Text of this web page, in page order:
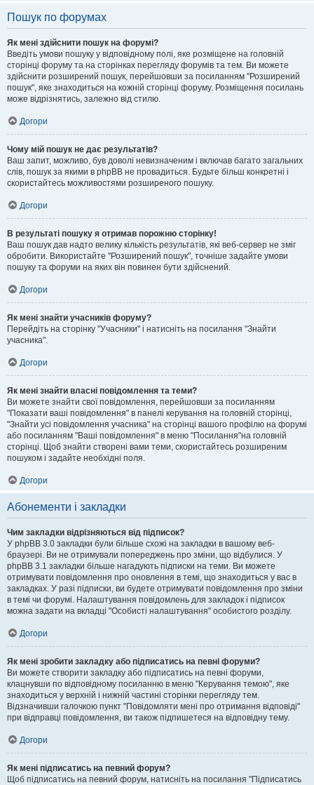
Пошук по форумах
Як мені здійснити пошук на форумі?
Введіть умови пошуку у відповідному полі, яке розміщене на головній
сторінці форуму та на сторінках перегляду форумів та тем. Ви можете
здійснити розширений пошук, перейшовши за посиланням "Розширений
пошук", яке знаходиться на кожній сторінці форуму. Розміщення посилань
може відрізнятись, залежно від стилю.
Догори
Чому мій пошук не дає результатів?
Ваш запит, можливо, був доволі невизначеним і включав багато загальних
слів, пошук за якими в phpBB не провадиться. Будьте більш конкретні і
скористайтесь можливостями розширеного пошуку.
Догори
В результаті пошуку я отримав порожню сторінку!
Ваш пошук дав надто велику кількість результатів, які веб-сервер не зміг
обробити. Використайте "Розширений пошук", точніше задайте умови
пошуку та форуми на яких він повинен бути здійснений.
Догори
Як мені знайти учасників форуму?
Перейдіть на сторінку "Учасники" і натисніть на посилання "Знайти
учасника".
Догори
Як мені знайти власні повідомлення та теми?
Ви можете знайти свої повідомлення, перейшовши за посиланням
"Показати ваші повідомлення" в панелі керування на головній сторінці,
"Знайти усі повідомлення учасника" на сторінці вашого профілю на форумі
або посиланням "Ваші повідомлення" в меню "Посилання"на головній
сторінці. Щоб знайти створені вами теми, скористайтесь розширеним
пошуком і задайте необхідні поля.
Догори
Абонементи і закладки
Чим закладки відрізняються від підписок?
У phpBB 3.0 закладки були більше схожі на закладки в вашому веб-
браузері. Ви не отримували попереджень про зміни, що відбулися. У
phpBB 3.1 закладки більше нагадують підписки на теми. Ви можете
отримувати повідомлення про оновлення в темі, що знаходиться у вас в
закладках. У разі підписки, ви будете отримувати повідомлення про зміни
в темі чи форумі. Налаштування повідомлень для закладок і підписок
можна задати на вкладці "Особисті налаштування" особистого розділу.
Догори
Як мені зробити закладку або підписатись на певні форуми?
Ви можете створити закладку або підписатись на певні форуми,
клацнувши по відповідному посиланню в меню "Керування темою", яке
знаходиться у верхній і нижній частині сторінки перегляду тем.
Відзначивши галочкою пункт "Повідомляти мені про отримання відповіді"
при відправці повідомлення, ви також підпишетеся на відповідну тему.
Догори
Як мені підписатись на певний форум?
Щоб підписатись на певний форум, натисніть на посилання "Підписатись